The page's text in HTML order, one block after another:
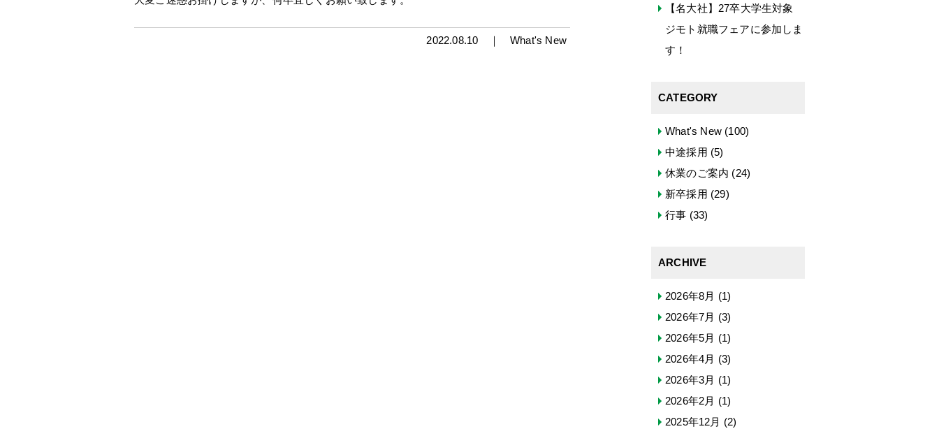
2022.08.10 ｜ What's New
【名大社】27卒大学生対象
ジモト就職フェアに参加しま
す！
CATEGORY
What's New (100)
中途採用 (5)
休業のご案内 (24)
新卒採用 (29)
行事 (33)
ARCHIVE
2026年8月 (1)
2026年7月 (3)
2026年5月 (1)
2026年4月 (3)
2026年3月 (1)
2026年2月 (1)
2025年12月 (2)